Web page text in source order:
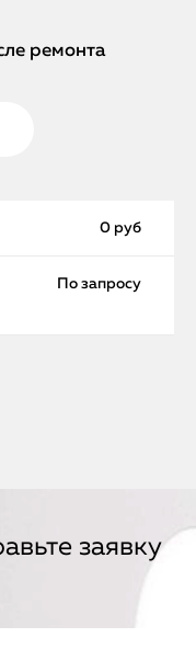
ремонта
0 руб
По запросу
заявку